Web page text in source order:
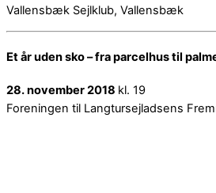
Vallensbæk Sejlklub, Vallensbæk
Et år uden sko – fra parcelhus til
28. november 2018 kl. 19
Foreningen til Langtursejladsens